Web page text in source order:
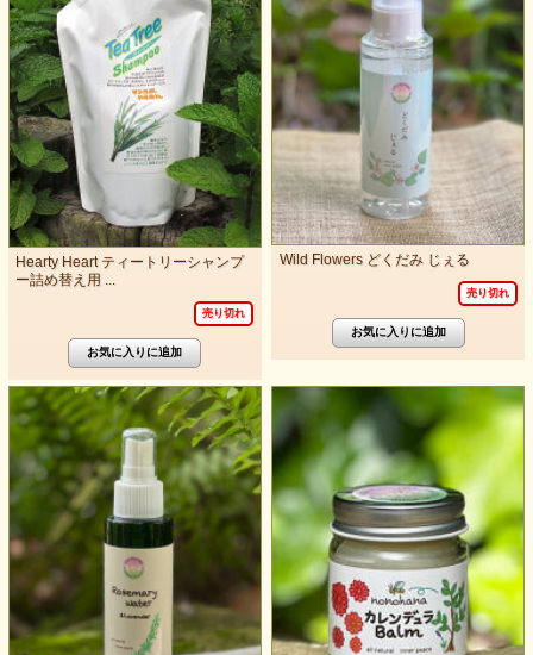
Hearty Heart ティートリーシャンプ
ー詰め替え用 ...
売り切れ
Wild Flowers どくだみ じぇる
売り切れ